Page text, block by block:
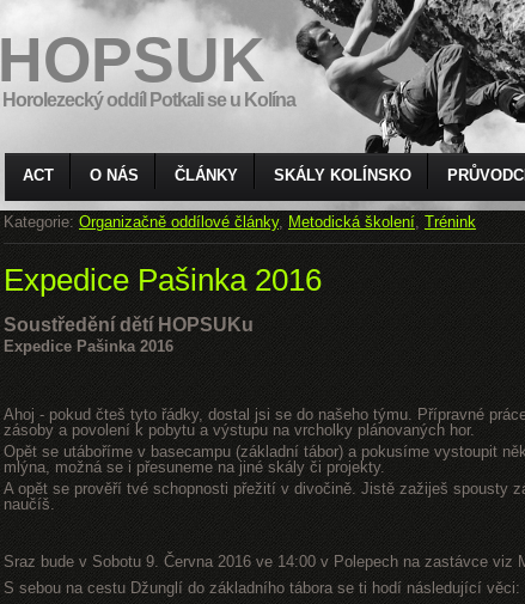
HOPSUK
Horolezecký oddíl Potkali se u Kolína
ACT O NÁS ČLÁNKY SKÁLY KOLÍNSKO
Kategorie: Organizačně oddílové články, Metodická školení, Trénink
Expedice Pašinka 2016
Soustředění dětí HOPSUKu
Expedice Pašinka 2016
Ahoj - pokud čteš tyto řádky, dostal jsi se do našeho týmu. Přípravné
zásoby a povolení k pobytu a výstupu na vrcholky plánovaných hor.
Opět se utáboříme v basecampu (základní tábor) a pokusíme vystoupit
mlýna, možná se i přesuneme na jiné skály či projekty.
A opět se prověří tvé schopnosti přežití v divočině. Jistě zažiješ spousty
naučíš.
Sraz bude v Sobotu 9. Června 2016 ve 14:00 v Polepech na zastávce viz
S sebou na cestu Džunglí do základního tábora se ti hodí následující věci: